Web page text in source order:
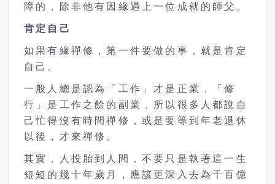
障的，除非他有因緣遇上一位成就的師父。
肯定自己
如果有緣禪修，第一件要做的事，就是肯定
自己。
一般人總是認為「工作」才是正業，「修
行」是工作之餘的副業，所以很多人都說自
己忙得沒有時間禪修，或是要等到年老退休
以後，才來禪修。
其實，人投胎到人間，不要只是執著這一生
短短的幾十年歲月，應該更深入去為千百億